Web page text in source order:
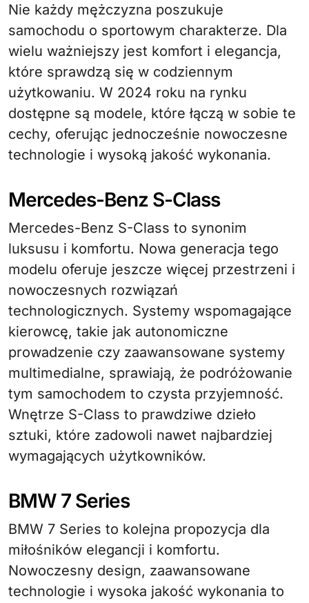
Nie każdy mężczyzna poszukuje
samochodu o sportowym charakterze. Dla
wielu ważniejszy jest komfort i elegancja,
które sprawdzą się w codziennym
użytkowaniu. W 2024 roku na rynku
dostępne są modele, które łączą w sobie te
cechy, oferując jednocześnie nowoczesne
technologie i wysoką jakość wykonania.
Mercedes-Benz S-Class
Mercedes-Benz S-Class to synonim
luksusu i komfortu. Nowa generacja tego
modelu oferuje jeszcze więcej przestrzeni i
nowoczesnych rozwiązań
technologicznych. Systemy wspomagające
kierowcę, takie jak autonomiczne
prowadzenie czy zaawansowane systemy
multimedialne, sprawiają, że podróżowanie
tym samochodem to czysta przyjemność.
Wnętrze S-Class to prawdziwe dzieło
sztuki, które zadowoli nawet najbardziej
wymagających użytkowników.
BMW 7 Series
BMW 7 Series to kolejna propozycja dla
miłośników elegancji i komfortu.
Nowoczesny design, zaawansowane
technologie i wysoka jakość wykonania to